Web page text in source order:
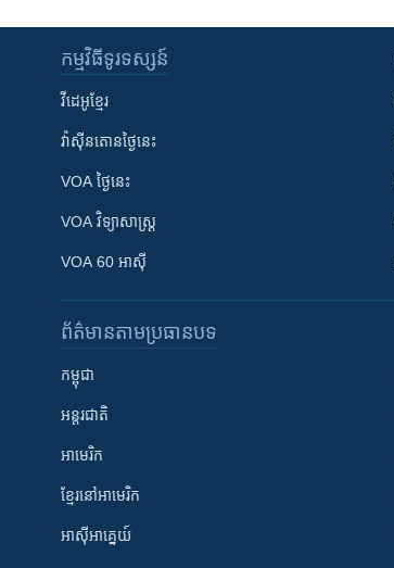
កម្មវិធី​ទូរទស្សន៍
វីដេអូ​ខ្មែរ
វ៉ាស៊ីនតោន​ថ្ងៃ​នេះ
VOA ថ្ងៃនេះ
VOA ​វិទ្យាសាស្ត្រ
VOA 60 អាស៊ី
ព័ត៌មាន​តាមប្រធានបទ​
កម្ពុជា
អន្តរជាតិ
អាមេរិក
ខ្មែរ​នៅអាមេរិក
អាស៊ីអាគ្នេយ៍